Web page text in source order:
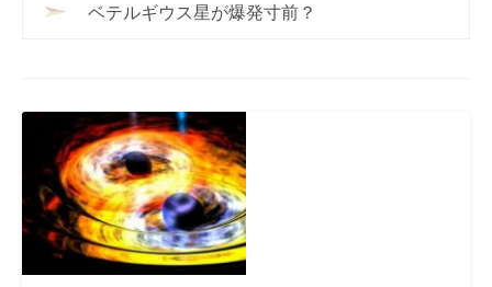
ベテルギウス星が爆発寸前？